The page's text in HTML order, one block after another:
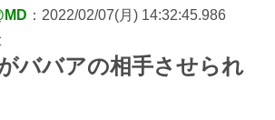
：2022/02/07(月) 14:32:45.986
ババアの相手させられ